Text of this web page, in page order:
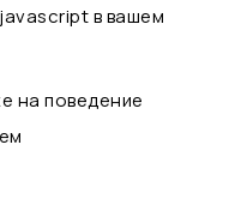
в вашем
на поведение